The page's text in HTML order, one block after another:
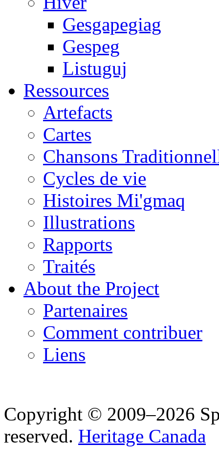
Gesgapegiag
Gespeg
Listuguj
Ressources
Artefacts
Cartes
Chansons
Cycles de vie
Histoires Mi'gmaq
Illustrations
Rapports
Traités
About the Project
Partenaires
Comment contribuer
Liens
Copyright © 2009–2026
reserved. Heritage Canada